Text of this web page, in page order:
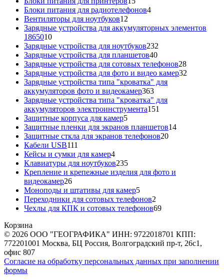
товаров
Блоки питания для радиотелефонов44
Вентиляторы для ноутбуков12
товаров
Зарядные устройства для аккумуляторных элементов
186501010
товаров
Зарядные устройства для ноутбуков232
Зарядные устройства для планшетов4040
товаров
Зарядные устройства для сотовых телефонов2828
товаров
Зарядные устройства для фото и видео камер32
Зарядные устройства типа "кроватка" для
аккумуляторов фото и видеокамер363363
товара
Зарядные устройства типа "кроватка" для
аккумуляторов электроинструмента151
Защитные корпуса для камер55
товаров
Защитные пленки для экранов планшетов1414
Защитные сткла для экранов телефонов2020
Кабели USB111
товаров
Кейсы и сумки для камер44
товара
Клавиатуры для ноутбуков235235
товаров
Крепление и крепежные изделия для фото и
видеокамер2626
товаров
Моноподы и штативы для камер55
товаров
Переходники для сотовых телефонов2
товара
Чехлы для КПК и сотовых телефонов6969
Корзина
© 2026 ООО "ГЕОГРАФИКА" ИНН: 9722018701 КПП:
772201001 Москва, БЦ Россия, Волгоградский пр-т, 26с1,
офис 807
Согласие на обработку персональных данных при заполнении
формы